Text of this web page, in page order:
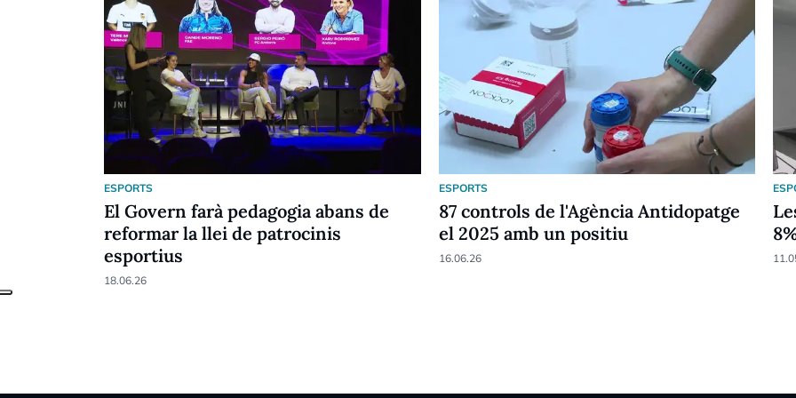
ESPORTS
El Govern farà pedagogia abans de
reformar la llei de patrocinis
esportius
18.06.26
ESPORTS
87 controls de l'Agència Antidopatge
el 2025 amb un positiu
16.06.26